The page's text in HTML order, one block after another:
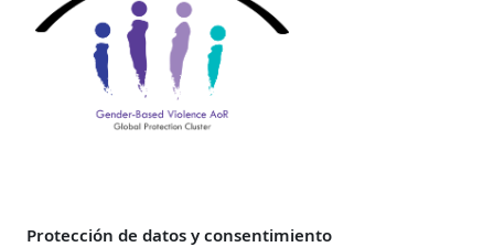
Protección de datos y consentimiento